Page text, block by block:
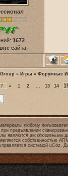
1672
вне сайта
» Игры » Форумные
« 1 2 … 13 14
любому
предъявлении
являются эксклюзивными
собственностью
системой uCoz.